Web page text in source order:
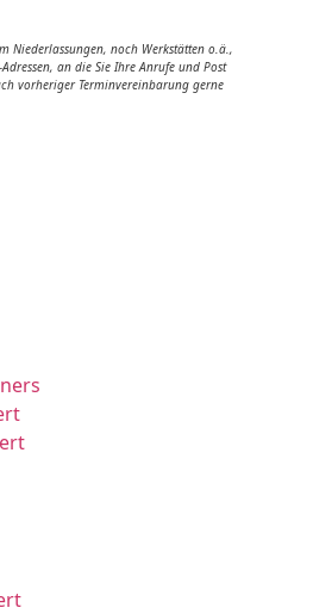
Niederlassungen, noch Werkstätten o.ä.,
an die Sie Ihre Anrufe und Post
vorheriger Terminvereinbarung gerne